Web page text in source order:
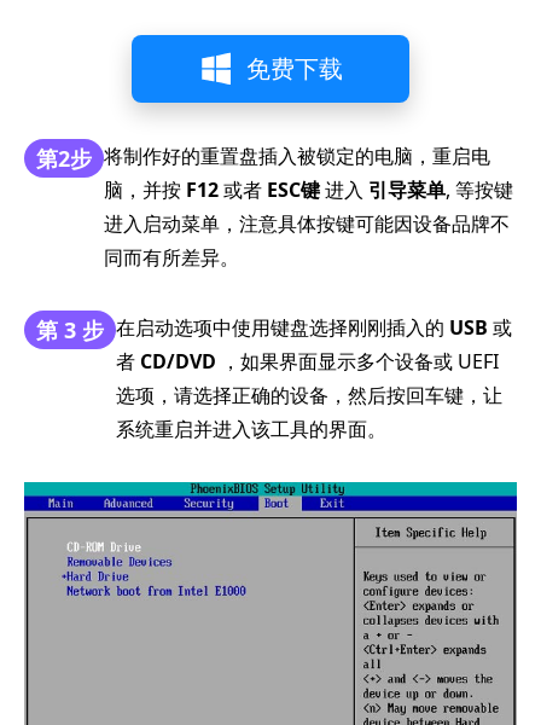
免费下载
第2步 将制作好的重置盘插入被锁定的电脑，重启电
脑，并按 F12或者 ESC键进入 引导菜单, 等按键
进入启动菜单，注意具体按键可能因设备品牌不
同而有所差异。
第 3 步 在启动选项中使用键盘选择刚刚插入的 USB 或
者 CD/DVD ，如果界面显示多个设备或 UEFI
选项，请选择正确的设备，然后按回车键，让
系统重启并进入该工具的界面。